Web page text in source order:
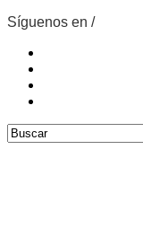
Síguenos en /